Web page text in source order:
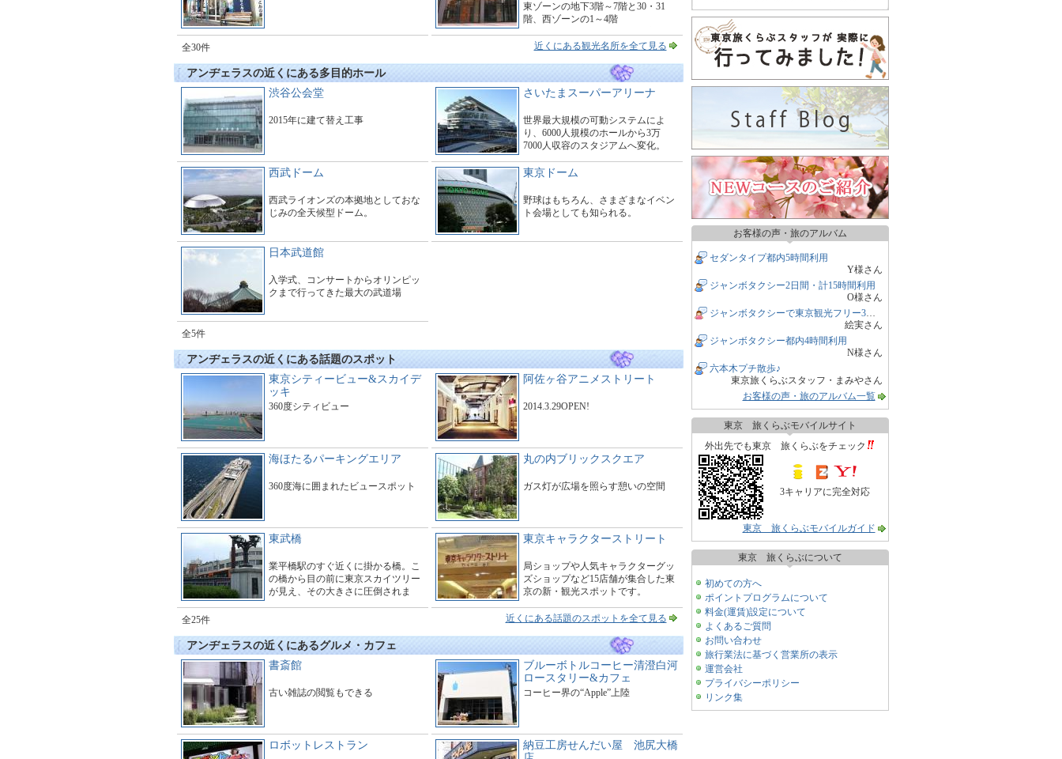
東ゾーンの地下3階～7階と30・31
階、西ゾーンの1～4階
設。
全30件 近くにある観光名所を全て見る
アンヂェラスの近くにある多目的ホール
渋谷公会堂
2015年に建て替え工事
さいたまスーパーアリーナ
世界最大規模の可動システムによ
り、6000人規模のホールから3万
7000人収容のスタジアムへ変化。
西武ドーム
西武ライオンズの本拠地としておな
じみの全天候型ドーム。
東京ドーム
野球はもちろん、さまざまなイベン
ト会場としても知られる。
日本武道館
入学式、コンサートからオリンピッ
クまで行ってきた最大の武道場
全5件
アンヂェラスの近くにある話題のスポット
東京シティービュー&スカイデ
ッキ
360度シティビュー
阿佐ヶ谷アニメストリート
2014.3.29OPEN!
海ほたるパーキングエリア
360度海に囲まれたビュースポット
丸の内ブリックスクエア
ガス灯が広場を照らす憩いの空間
東武橋
業平橋駅のすぐ近くに掛かる橋。こ
の橋から目の前に東京スカイツリー
が見え、その大きさに圧倒されま
東京キャラクターストリート
局ショップや人気キャラクターグッ
ズショップなど15店舗が集合した東
京の新・観光スポットです。
全25件 近くにある話題のスポットを全て見る
アンヂェラスの近くにあるグルメ・カフェ
書斎館
古い雑誌の閲覧もできる
ブルーボトルコーヒー清澄白河
ロースタリー&カフェ
コーヒー界の“Apple”上陸
ロボットレストラン
納豆工房せんだい屋 池尻大橋
お客様の声・旅のアルバム
セダンタイプ都内5時間利用
Y様さん
ジャンボタクシー2日間・計15時間利用
O様さん
ジャンボタクシーで東京観光フリー3時間
絵実さん
ジャンボタクシー都内4時間利用
N様さん
六本木プチ散歩♪
東京旅くらぶスタッフ・まみやさん
お客様の声・旅のアルバム一覧
東京 旅くらぶモバイルサイト
外出先でも東京 旅くらぶをチェック
3キャリアに完全対応
東京 旅くらぶモバイルガイド
東京 旅くらぶについて
初めての方へ
ポイントプログラムについて
料金(運賃)設定について
よくあるご質問
お問い合わせ
旅行業法に基づく営業所の表示
運営会社
プライバシーポリシー
リンク集